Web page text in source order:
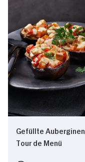
Gefüllte Auberginen
Tour de Menü